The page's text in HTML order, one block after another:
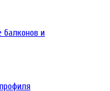
балконов и